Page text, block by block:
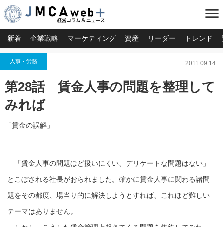
menu
新着 企業戦略 マーケティング 資産 リーダー トレンド
人事・労務 2011.09.14
第28話 賃金人事の問題を整理して
みれば
「賃金の誤解」
「賃金人事の問題ほど扱いにくい、デリケートな問題はない」
とこぼされる社長がおられました。確かに賃金人事に関わる諸問
題をその都度、場当り的に解決しようとすれば、これほど難しい
テーマはありません。